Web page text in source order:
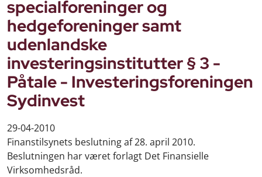
specialforeninger og
hedgeforeninger samt
udenlandske
investeringsinstitutter § 3 -
Påtale - Investeringsforeningen
Sydinvest
29-04-2010
Finanstilsynets beslutning af 28. april 2010.
Beslutningen har været forlagt Det Finansielle
Virksomhedsråd.